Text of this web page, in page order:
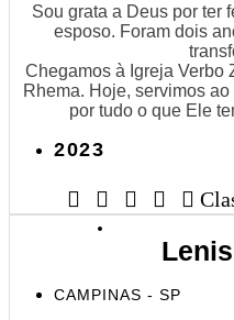
Sou grata a Deus por ter
esposo. Foram dois
Chegamos à Igreja Verbo
Rhema. Hoje, servimos
por tudo o que Ele
2023
    
CAMPINAS - SP